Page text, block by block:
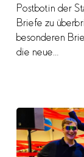
Postbotin der
Briefe zu
besonderen
die neue…